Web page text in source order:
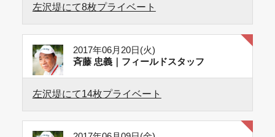
左沢堤にて8枚プライベート
2017年06月20日(火)
斉藤 忠義｜フィールドスタッフ
左沢堤にて14枚プライベート